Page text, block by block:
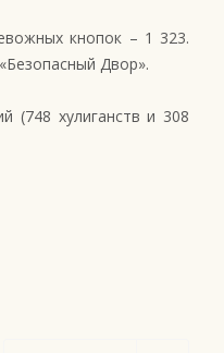
кнопок – 1 323.
Двор».
(748 хулиганств и 308